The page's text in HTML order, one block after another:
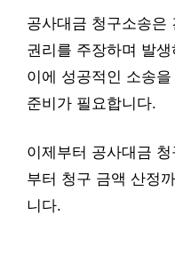
공사대금 청구소송은
권리를 주장하며 발
이에 성공적인 소송
준비가 필요합니다.
이제부터 공사대금
부터 청구 금액 산정
니다.